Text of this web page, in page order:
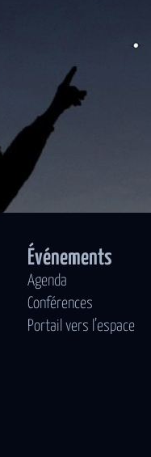
Événements
Agenda
Conférences
Portail vers l’espace